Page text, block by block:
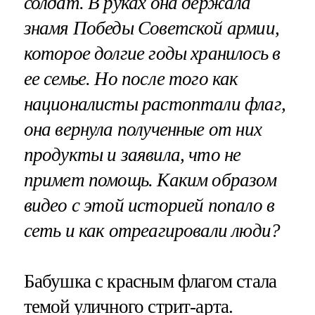
знамя Победы Советской армии,
которое долгие годы хранилось в
ее семье. Но после того как
националисты растоптали флаг,
она вернула полученные от них
продукты и заявила, что не
примет помощь. Каким образом
видео с этой историей попало в
сеть и как отреагировали люди?
Бабушка с красным флагом стала
темой уличного стрит-арта.